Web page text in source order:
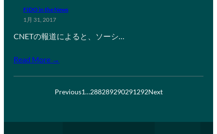
FIDO in the News
1月 31, 2017
CNETの報道によると、ソーシ…
Read More →
Previous1…288289290291292Next